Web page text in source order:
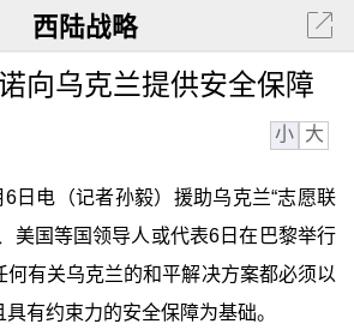
西陆战略
向乌克兰提供安全保障
小 大
日电（记者孙毅）援助乌克兰“志愿联
美国等国领导人或代表6日在巴黎举行
何有关乌克兰的和平解决方案都必须以
有约束力的安全保障为基础。